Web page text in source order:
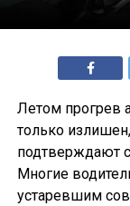
Летом прогрев
только
подтверждают
Многие
устаревшим